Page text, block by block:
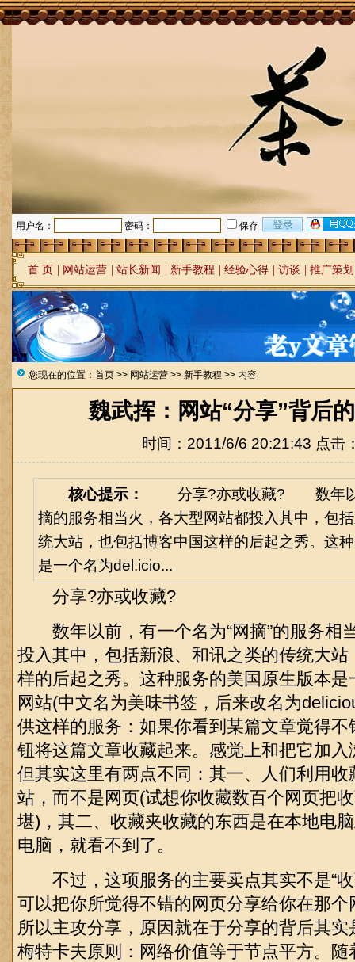
用户名： 密码： 保存
首 页 网站运营 站长新闻 新手教程 经验心得 访谈 推广策划
您现在的位置： 首页 >> 网站运营 >> 新手教程 >> 内容
魏武挥：网站“分享”背后
时间：2011/6/6 20:21:43 点击
核心提示：
分享?亦或收藏? 数年以
摘的服务相当火，各大型网站都投入其中，包
统大站，也包括博客中国这样的后起之秀。这
是一个名为del.icio...
分享?亦或收藏?
数年以前，有一个名为“网摘”的服务相
投入其中，包括新浪、和讯之类的传统大
样的后起之秀。这种服务的美国原生版本
网站(中文名为美味书签，后来改名为
供这样的服务：如果你看到某篇文章觉得
钮将这篇文章收藏起来。感觉上和把它加
但其实这里有两点不同：其一、人们利用
站，而不是网页(试想你收藏数百个网页把
堪)，其二、收藏夹收藏的东西是在本地电
电脑，就看不到了。
不过，这项服务的主要卖点其实不是“收
可以把你所觉得不错的网页分享给你在那个
所以主攻分享，原因就在于分享的背后其
梅特卡夫原则：网络价值等于节点平方。